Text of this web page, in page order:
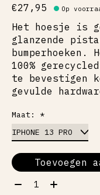
€27,95 Op
Het hoesje is
glanzende
bumperhoeken.
100%
te bevestigen
gevulde
Maat: *
Toevoegen
Aantal: